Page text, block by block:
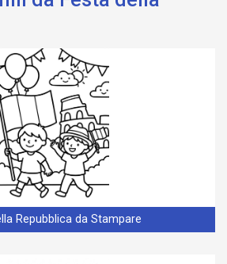
Repubblica da Stampare